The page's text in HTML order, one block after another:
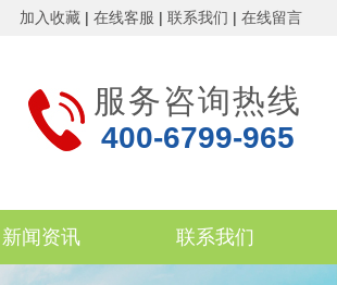
加入收藏 | 在线客服 | 联系我们 | 在线留言
服务咨询热线
400-6799-965
新闻资讯 联系我们